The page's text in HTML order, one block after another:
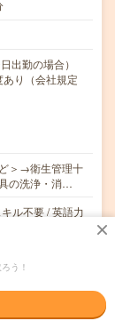
出勤の場合）
り（会社規定
＞→衛生管理十
の洗浄・消…
ル不要 / 英語力
ブランクのあ
う！